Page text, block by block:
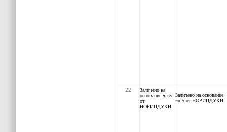
22 Заличено на
основание чл.5
от
НОРИПДУКИ
Заличено на основание
чл.5 от НОРИПДУКИ